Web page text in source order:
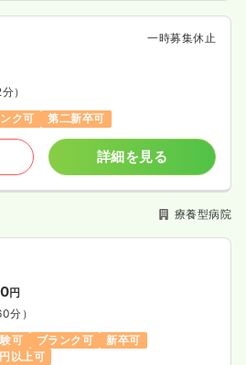
一時募集休止
）
ク可 第二新卒可
詳細を見る
療養型病院
円
分）
可 ブランク可
新卒可
以上可